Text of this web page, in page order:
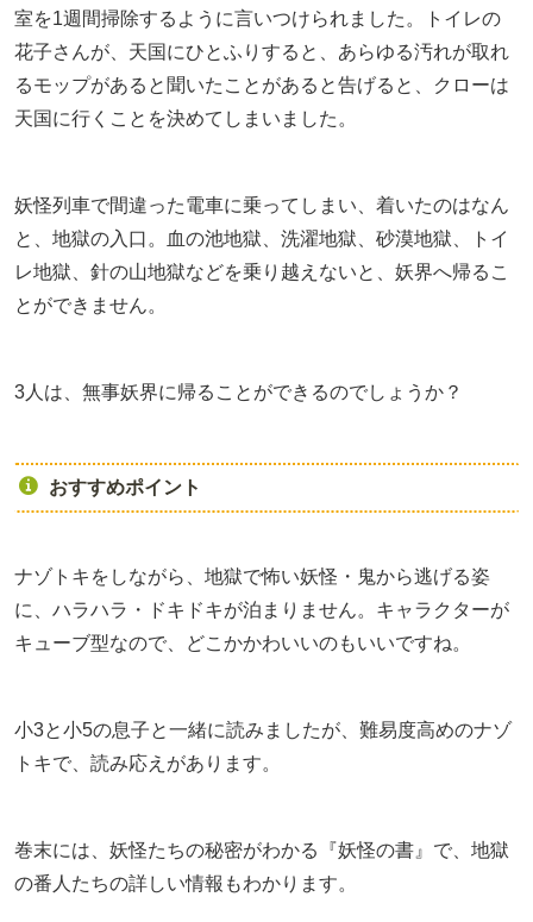
室を1週間掃除するように言いつけられました。トイレの
花子さんが、天国にひとふりすると、あらゆる汚れが取れ
るモップがあると聞いたことがあると告げると、クローは
天国に行くことを決めてしまいました。
妖怪列車で間違った電車に乗ってしまい、着いたのはなん
と、地獄の入口。血の池地獄、洗濯地獄、砂漠地獄、トイ
レ地獄、針の山地獄などを乗り越えないと、妖界へ帰るこ
とができません。
3人は、無事妖界に帰ることができるのでしょうか？
おすすめポイント
ナゾトキをしながら、地獄で怖い妖怪・鬼から逃げる姿
に、ハラハラ・ドキドキが泊まりません。キャラクターが
キューブ型なので、どこかかわいいのもいいですね。
小3と小5の息子と一緒に読みましたが、難易度高めのナゾ
トキで、読み応えがあります。
巻末には、妖怪たちの秘密がわかる『妖怪の書』で、地獄
の番人たちの詳しい情報もわかります。